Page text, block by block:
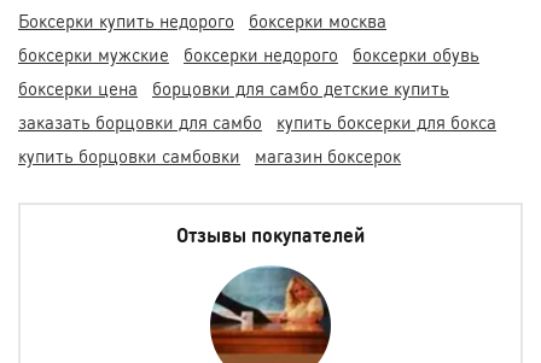
Боксерки купить недорого
боксерки москва
боксерки мужские
боксерки недорого
боксерки обувь
боксерки цена
борцовки для самбо детские купить
заказать борцовки для самбо
купить боксерки для бокса
купить борцовки самбовки
магазин боксерок
Отзывы покупателей